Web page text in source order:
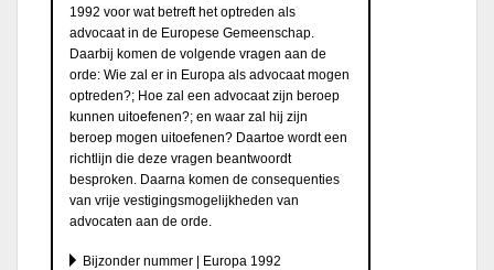
1992 voor wat betreft het optreden als
advocaat in de Europese Gemeenschap.
Daarbij komen de volgende vragen aan de
orde: Wie zal er in Europa als advocaat mogen
optreden?; Hoe zal een advocaat zijn beroep
kunnen uitoefenen?; en waar zal hij zijn
beroep mogen uitoefenen? Daartoe wordt een
richtlijn die deze vragen beantwoordt
besproken. Daarna komen de consequenties
van vrije vestigingsmogelijkheden van
advocaten aan de orde.
Bijzonder nummer | Europa 1992